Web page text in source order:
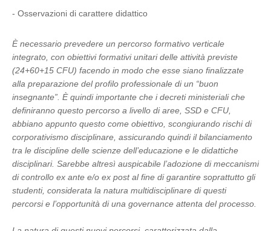
- Osservazioni di carattere didattico
È necessario prevedere un percorso formativo verticale
integrato, con obiettivi formativi unitari delle attività previste
(24+60+15 CFU) facendo in modo che esse siano finalizzate
alla preparazione del profilo professionale di un “buon
insegnante”. È quindi importante che i decreti ministeriali che
definiranno questo percorso a livello di aree, SSD e CFU,
abbiano appunto questo come obiettivo, scongiurando rischi di
corporativismo disciplinare, assicurando quindi il bilanciamento
tra le discipline delle scienze dell’educazione e le didattiche
disciplinari. Sarebbe altresì auspicabile l’adozione di meccanismi
di controllo ex ante e/o ex post al fine di garantire soprattutto gli
studenti, considerata la natura multidisciplinare di questi
percorsi e l’opportunità di una governance attenta del processo.